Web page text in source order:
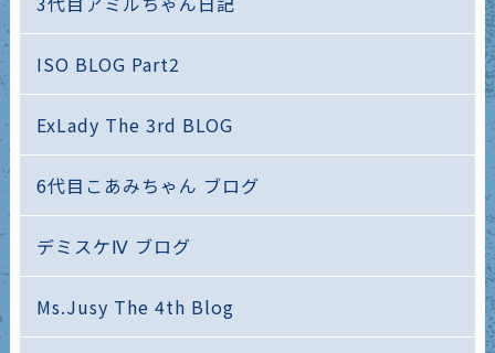
ISO BLOG Part2
ExLady The 3rd BLOG
6代目こあみちゃん ブログ
デミスケⅣ ブログ
Ms.Jusy The 4th Blog